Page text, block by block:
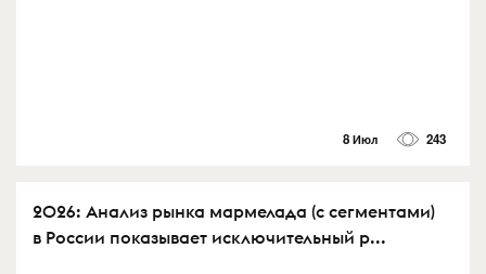
8 Июл 243
2026: Анализ рынка мармелада (с сегментами)
в России показывает исключительный р...